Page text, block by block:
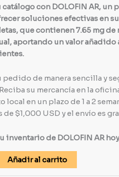
catálogo con DOLOFIN AR,
soluciones efectivas en
que contienen 7.65 mg
aportando un valor añadido
pedido de manera sencilla y
su mercancía en la
local en un plazo de 1 a 2
de $1,000 USD y el envío es
inventario de DOLOFIN AR
Añadir al carrito